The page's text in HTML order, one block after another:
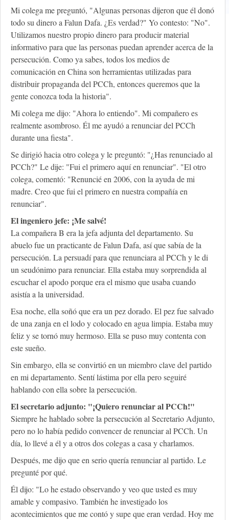
Mi colega me preguntó, "Algunas personas dijeron que él donó
todo su dinero a Falun Dafa. ¿Es verdad?" Yo contesto: "No".
Utilizamos nuestro propio dinero para producir material
informativo para que las personas puedan aprender acerca de la
persecución. Como ya sabes, todos los medios de
comunicación en China son herramientas utilizadas para
distribuir propaganda del PCCh, entonces queremos que la
gente conozca toda la historia".
Mi colega me dijo: "Ahora lo entiendo". Mi compañero es
realmente asombroso. Él me ayudó a renunciar del PCCh
durante una fiesta".
Se dirigió hacia otro colega y le preguntó: "¿Has renunciado al
PCCh?" Le dije: "Fui el primero aquí en renunciar". "El otro
colega, comentó: "Renuncié en 2006, con la ayuda de mi
madre. Creo que fui el primero en nuestra compañía en
renunciar".
El ingeniero jefe: ¡Me salvé!
La compañera B era la jefa adjunta del departamento. Su
abuelo fue un practicante de Falun Dafa, así que sabía de la
persecución. La persuadí para que renunciara al PCCh y le di
un seudónimo para renunciar. Ella estaba muy sorprendida al
escuchar el apodo porque era el mismo que usaba cuando
asistía a la universidad.
Esa noche, ella soñó que era un pez dorado. El pez fue salvado
de una zanja en el lodo y colocado en agua limpia. Estaba muy
feliz y se tornó muy hermoso. Ella se puso muy contenta con
este sueño.
Sin embargo, ella se convirtió en un miembro clave del partido
en mi departamento. Sentí lástima por ella pero seguiré
hablando con ella sobre la persecución.
El secretario adjunto: "¡Quiero renunciar al PCCh!"
Siempre he hablado sobre la persecución al Secretario Adjunto,
pero no lo había pedido convencer de renunciar al PCCh. Un
día, lo llevé a él y a otros dos colegas a casa y charlamos.
Después, me dijo que en serio quería renunciar al partido. Le
pregunté por qué.
Él dijo: "Lo he estado observando y veo que usted es muy
amable y compasivo. También he investigado los
acontecimientos que me contó y supe que eran verdad. Hoy me